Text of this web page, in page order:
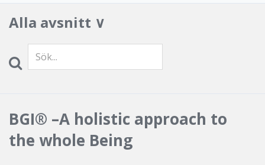
Alla avsnitt ∨
Search
BGI® –A holistic approach to
the whole Being